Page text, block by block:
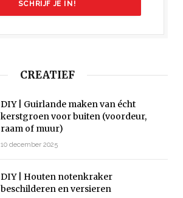
CREATIEF
DIY | Guirlande maken van écht
kerstgroen voor buiten (voordeur,
raam of muur)
10 december 2025
DIY | Houten notenkraker
beschilderen en versieren